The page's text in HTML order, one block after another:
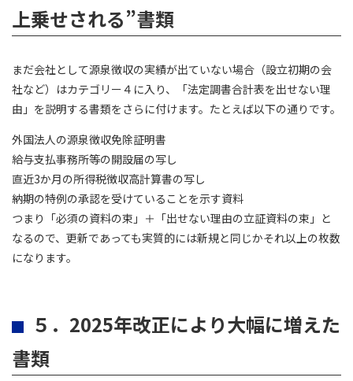
上乗せされる”書類
まだ会社として源泉徴収の実績が出ていない場合（設立初期の会
社など）はカテゴリー４に入り、「法定調書合計表を出せない理
由」を説明する書類をさらに付けます。たとえば以下の通りです。
外国法人の源泉徴収免除証明書
給与支払事務所等の開設届の写し
直近3か月の所得税徴収高計算書の写し
納期の特例の承認を受けていることを示す資料
つまり「必須の資料の束」＋「出せない理由の立証資料の束」と
なるので、更新であっても実質的には新規と同じかそれ以上の枚数
になります。
５．2025年改正により大幅に増えた
書類